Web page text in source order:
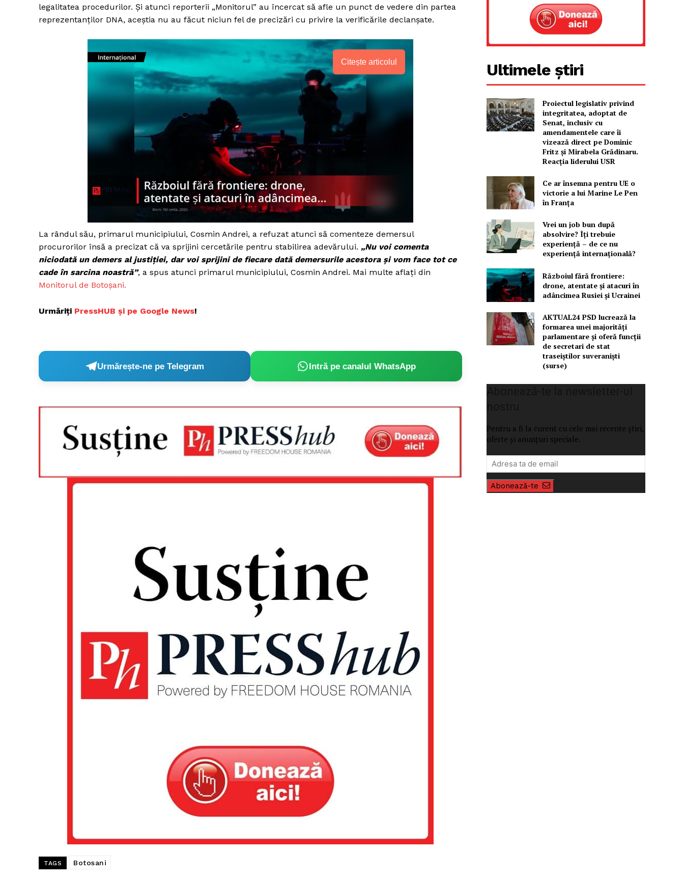
Un proiect
FREEDOM HOUSE
ROMÂNIA
Proiecte editoriale
Contact
legalitatea procedurilor. Și atunci reporterii „Monitorul” au încercat să afle un punct de vedere din partea
reprezentanților DNA, aceștia nu au făcut niciun fel de precizări cu privire la verificările declanșate.
Citește articolul
La rândul său, primarul municipiului, Cosmin Andrei, a refuzat atunci să comenteze demersul
procurorilor însă a precizat că va sprijini cercetările pentru stabilirea adevărului. „Nu voi comenta
niciodată un demers al justiției, dar voi sprijini de fiecare dată demersurile acestora și vom face tot ce
cade în sarcina noastră”, a spus atunci primarul municipiului, Cosmin Andrei. Mai multe aflați din
Monitorul de Botoșani.
Urmăriți PressHUB și pe Google News!
Urmărește-ne pe Telegram Intră pe canalul WhatsApp
TAGS Botosani
Ultimele știri
Proiectul legislativ privind
integritatea, adoptat de
Senat, inclusiv cu
amendamentele care îi
vizează direct pe Dominic
Fritz și Mirabela Grădinaru.
Reacția liderului USR
Ce ar însemna pentru UE o
victorie a lui Marine Le Pen
în Franța
Vrei un job bun după
absolvire? Îți trebuie
experiență – de ce nu
experiență internațională?
Războiul fără frontiere:
drone, atentate și atacuri în
adâncimea Rusiei și Ucrainei
AKTUAL24 PSD lucrează la
formarea unei majorităţi
parlamentare și oferă funcții
de secretari de stat
traseiștilor suveraniști
(surse)
Pentru a fi la curent cu cele mai recente știri,
oferte și anunțuri speciale.
Abonează-te